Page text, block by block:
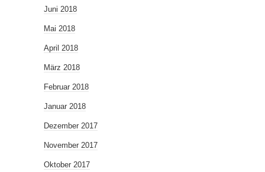
Juni 2018
Mai 2018
April 2018
März 2018
Februar 2018
Januar 2018
Dezember 2017
November 2017
Oktober 2017